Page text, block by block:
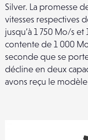
Silver. La promesse
vitesses respectives
jusqu’à 1 750 Mo/s
contente de 1 000
seconde que se
décline en deux
avons reçu le